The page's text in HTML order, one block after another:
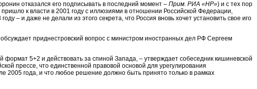
отказался его подписывать в последний момент – Прим. РИА «НР») и с тех пор
к власти в 2001 году с иллюзиями в отношении Российской Федерации,
– и даже не делали из этого секрета, что Россия вновь хочет установить свое иго
приднестровский вопрос с министром иностранных дел РФ Сергеем
5+2 и действовать за спиной Запада, – утверждает собеседник кишиневской
прессе, что единственной правовой основой для урегулирования
года, и что любое решение должно быть принято только в рамках